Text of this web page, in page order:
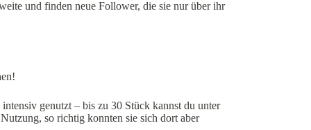
und finden neue Follower, die sie nur über ihr
genutzt – bis zu 30 Stück kannst du unter
so richtig konnten sie sich dort aber